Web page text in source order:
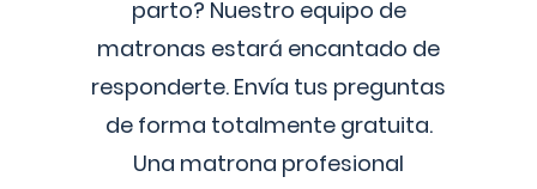
parto? Nuestro equipo de
matronas estará encantado de
responderte. Envía tus preguntas
de forma totalmente gratuita.
Una matrona profesional